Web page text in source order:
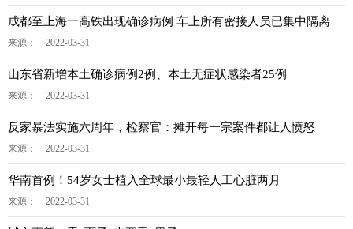
成都至上海一高铁出现确诊病例 车上所有密接人员已集中隔离
来源： 2022-03-31
山东省新增本土确诊病例2例、本土无症状感染者25例
来源： 2022-03-31
反家暴法实施六周年，检察官：摊开每一宗案件都让人愤怒
来源： 2022-03-31
华南首例！54岁女士植入全球最小最轻人工心脏两月
来源： 2022-03-31